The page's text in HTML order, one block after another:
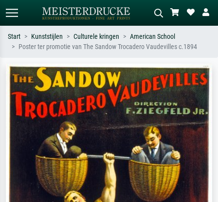
Zoek op kunstenaar, titel of stijl – bijv.
Monet, Sterrennacht, impressionisme,
Hokusai-golf, naakt.
Beschrijf de scène – bijv. groene
weide, abstract met veel rood, donker
olieverfschilderij, staand naakt naast
een boom.
Start Kunststijlen Culturele kringen
American School
Poster ter promotie van The Sandow Trocadero Vaudevilles c.1894